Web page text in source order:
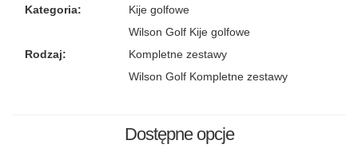
Kategoria:
Kije golfowe
Wilson Golf Kije golfowe
Rodzaj:
Kompletne zestawy
Wilson Golf Kompletne zestawy
Dostępne opcje